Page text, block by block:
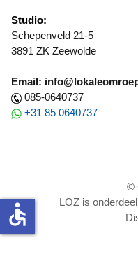
Studio:
Schepenveld 21-5
3891 ZK Zeewolde
Email:
085-0640737
+31 85 0640737
©
LOZ is
accessible